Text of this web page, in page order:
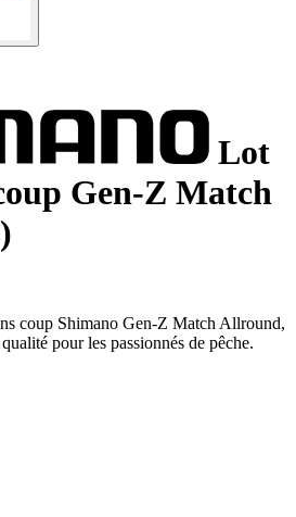
Lot
Gen-Z Match
coup Shimano Gen-Z Match Allround,
pour les passionnés de pêche.